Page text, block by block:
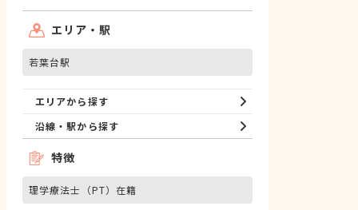
エリア・駅
若葉台駅
エリアから探す
沿線・駅から探す
特徴
理学療法士（PT）在籍